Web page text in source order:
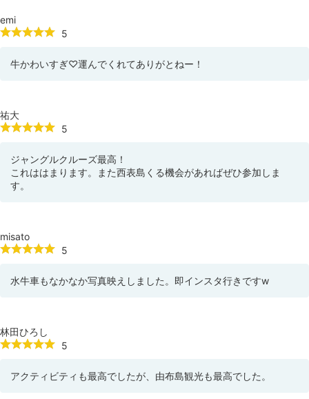
emi
5
牛かわいすぎ♡運んでくれてありがとねー！
祐大
5
ジャングルクルーズ最高！
これははまります。また西表島くる機会があればぜひ参加しま
す。
misato
5
水牛車もなかなか写真映えしました。即インスタ行きですw
林田ひろし
5
アクティビティも最高でしたが、由布島観光も最高でした。